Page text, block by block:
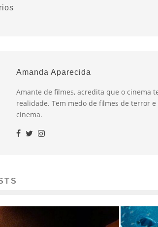
Amanda Aparecida
Amante de filmes, acredita que o cinema
realidade. Tem medo de filmes de terror
cinema.